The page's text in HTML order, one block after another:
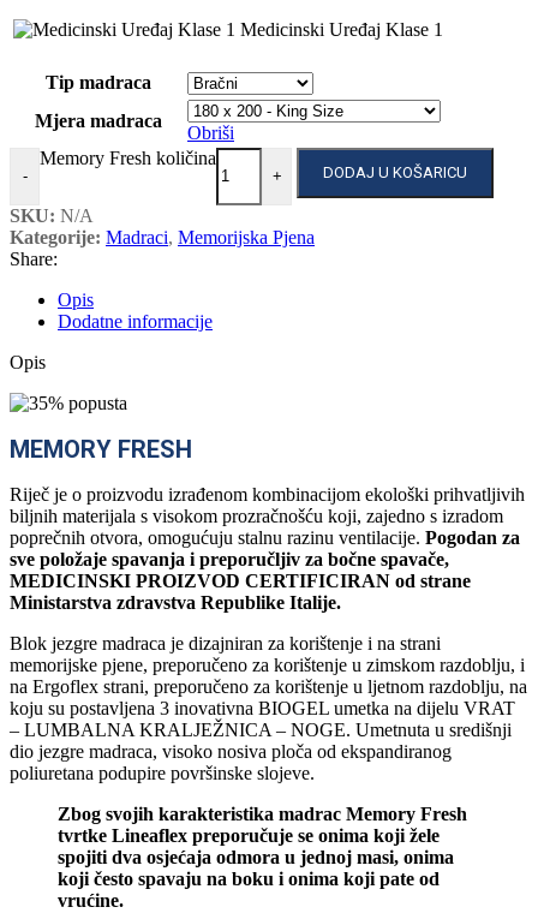
Medicinski Uređaj Klase 1
Tip madraca
Mjera madraca
Obriši
-
Memory Fresh količina
+ DODAJ U KOŠARICU
SKU: N/A
Kategorije: Madraci, Memorijska Pjena
Share:
Opis
Dodatne informacije
Opis
MEMORY FRESH
Riječ je o proizvodu izrađenom kombinacijom ekološki prihvatljivih
biljnih materijala s visokom prozračnošću koji, zajedno s izradom
poprečnih otvora, omogućuju stalnu razinu ventilacije. Pogodan za
sve položaje spavanja i preporučljiv za bočne spavače,
MEDICINSKI PROIZVOD CERTIFICIRAN od strane
Ministarstva zdravstva Republike Italije.
Blok jezgre madraca je dizajniran za korištenje i na strani
memorijske pjene, preporučeno za korištenje u zimskom razdoblju, i
na Ergoflex strani, preporučeno za korištenje u ljetnom razdoblju, na
koju su postavljena 3 inovativna BIOGEL umetka na dijelu VRAT
– LUMBALNA KRALJEŽNICA – NOGE. Umetnuta u središnji
dio jezgre madraca, visoko nosiva ploča od ekspandiranog
poliuretana podupire površinske slojeve.
Zbog svojih karakteristika madrac Memory Fresh
tvrtke Lineaflex preporučuje se onima koji žele
spojiti dva osjećaja odmora u jednoj masi, onima
koji često spavaju na boku i onima koji pate od
vrućine.